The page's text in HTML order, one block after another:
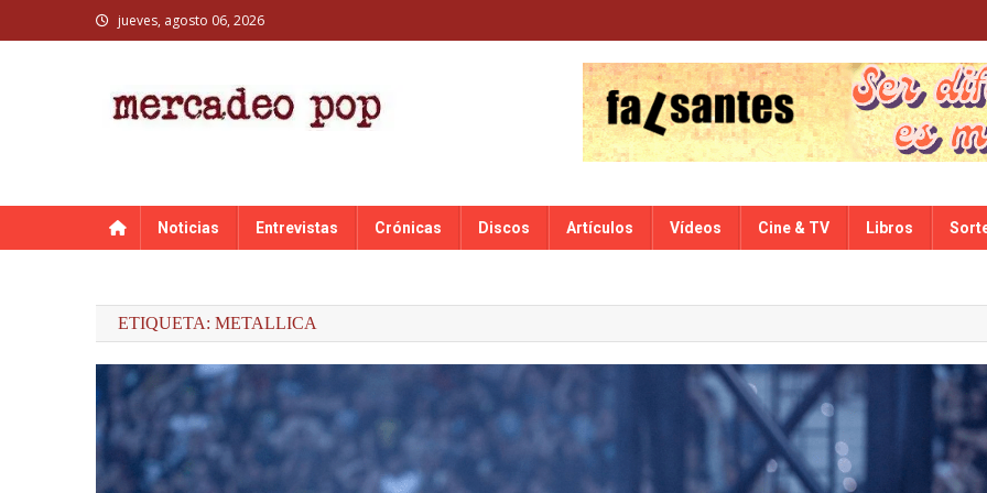
to
jueves, agosto 06, 2026
Noticias Entrevistas Crónicas Discos Artículos Vídeos Cine & TV Libros
ETIQUETA: METALLICA